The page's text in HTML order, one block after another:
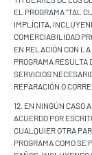
EL PROGRAMA "TAL
IMPLÍCITA,
COMERCIABILIDAD
EN RELACIÓN CON LA
PROGRAMA RESULTA
SERVICIOS
REPARACIÓN O
12. EN NINGÚN CASO
ACUERDO POR
CUALQUIER OTRA
PROGRAMA COMO